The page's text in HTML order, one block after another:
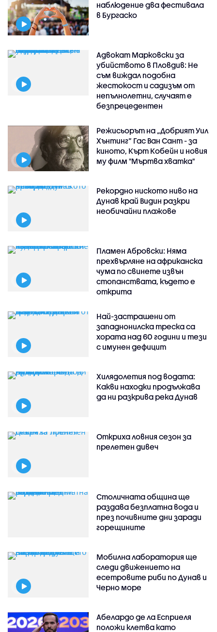
наблюдение два фестивала
в Бургаско
Адвокат Марковски за
убийството в Пловдив: Не
съм виждал подобна
жестокост и садизъм от
непълнолетни, случаят е
безпрецедентен
Режисьорът на „Добрият Уил
Хънтинг“ Гас Ван Сант - за
киното, Кърт Кобейн и новия
му филм "Мъртва хватка"
Рекордно ниското ниво на
Дунав край Видин разкри
необичайни плажове
Пламен Абровски: Няма
прехвърляне на африканска
чума по свинете извън
стопанствата, където е
открита
Най-застрашени от
западнонилска треска са
хората над 60 години и тези
с имунен дефицит
Хилядолетия под водата:
Какви находки продължава
да ни разкрива река Дунав
Откриха ловния сезон за
прелетен дивеч
Столичната община ще
раздава безплатна вода и
през почивните дни заради
горещините
Мобилна лаборатория ще
следи движението на
есетровите риби по Дунав и
Черно море
Абелардо де ла Есприеля
положи клетва като